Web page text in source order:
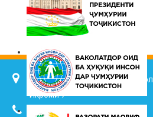
734025, ш. Душанбе, кӯч. Ҷалол
Икромӣ 7
(+992 37) 2217352